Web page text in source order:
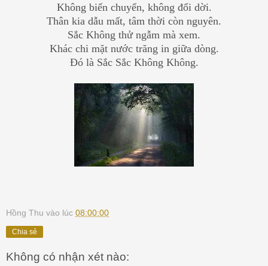
Không biến chuyển, không đổi dời.
Thân kia dẫu mất, tâm thời còn nguyên.
Sắc Không thử ngẫm mà xem.
Khác chi mặt nước trăng in giữa dòng.
Đó là Sắc Sắc Không Không.
Hồng Thu vào lúc 08:00:00
Chia sẻ
Không có nhận xét nào: